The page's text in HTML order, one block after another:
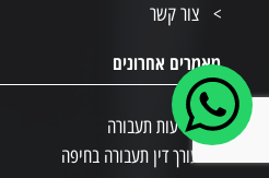
צור קשר
מאמרים אחרונים
תביעות תעבורה
עורך דין תעבורה בחיפה